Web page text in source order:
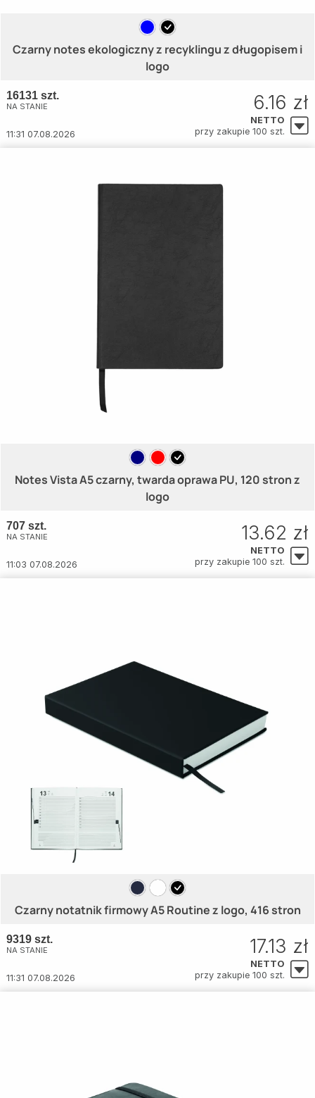
Czarny notes ekologiczny z recyklingu z długopisem i
logo
16131 szt.
NA STANIE
11:31 07.08.2026
6.16 zł
NETTO
przy zakupie 100 szt.
Notes Vista A5 czarny, twarda oprawa PU, 120 stron z
logo
707 szt.
NA STANIE
11:03 07.08.2026
13.62 zł
NETTO
przy zakupie 100 szt.
Czarny notatnik firmowy A5 Routine z logo, 416 stron
9319 szt.
NA STANIE
11:31 07.08.2026
17.13 zł
NETTO
przy zakupie 100 szt.